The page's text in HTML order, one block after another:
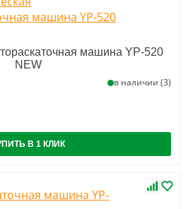
машина YP-520
NEW
в наличии (3)
В 1 КЛИК